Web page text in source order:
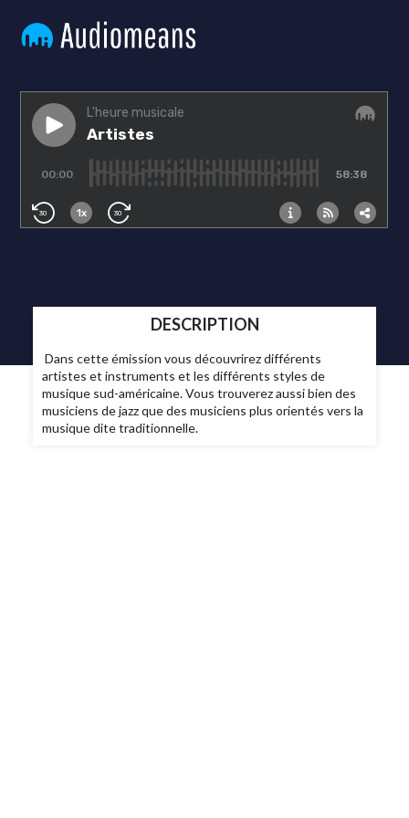
DESCRIPTION
Dans cette émission vous découvrirez différents
artistes et instruments et les différents styles de
musique sud-américaine. Vous trouverez aussi bien des
musiciens de jazz que des musiciens plus orientés vers la
musique dite traditionnelle.